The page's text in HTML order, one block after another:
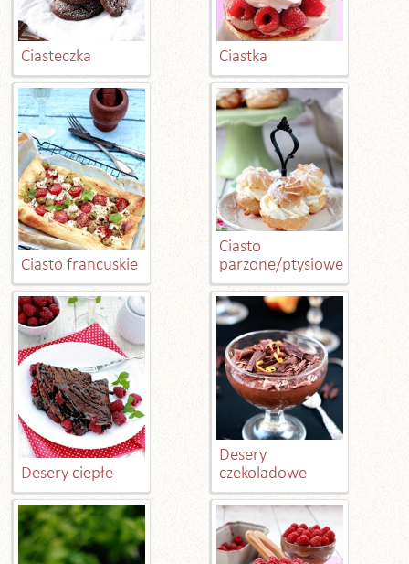
Ciasteczka Ciastka
Ciasto francuskie
Ciasto
parzone/ptysiowe
Desery ciepłe
Desery
czekoladowe